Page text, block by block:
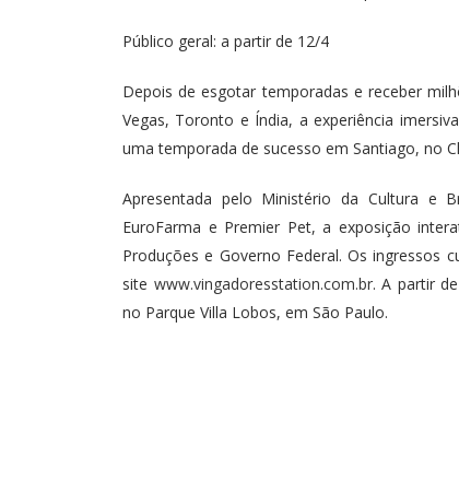
Público geral: a partir de 12/4
Depois de esgotar temporadas e receber
Vegas, Toronto e Índia, a experiência
uma temporada de sucesso em Santiago, no
Apresentada pelo Ministério da Cultura e
EuroFarma e Premier Pet, a exposição
Produções e Governo Federal. Os ingressos
site www.vingadoresstation.com.br. A partir
no Parque Villa Lobos, em São Paulo.